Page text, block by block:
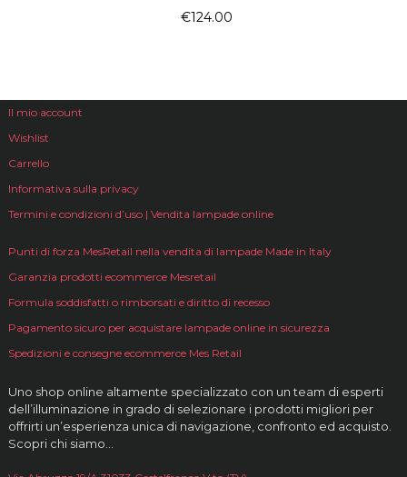
€124.00
Il mio account
Wishlist
Carrello
Informativa sulla privacy
Termini e condizioni d’uso | Vendita lampade online
Punti di forza MesRetail nella vendita di lampade Made in Italy
Garanzia prodotti ecommerce Mesretail
Formula soddisfatti o rimborsati e diritto di recesso
Pagamento sicuro per acquistare lampade online in sicurezza
Spedizioni e consegne ecommerce Mes Retail
Uno shop online altamente specializzato con un team di esperti
dell’illuminazione in grado di selezionare i prodotti migliori per
offrirti un’esperienza unica di navigazione, confronto ed acquisto.
Scopri chi siamo…